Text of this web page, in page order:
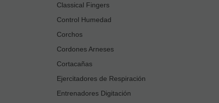
Classical Fingers
Control Humedad
Corchos
Cordones Arneses
Cortacañas
Ejercitadores de Respiración
Entrenadores Digitación